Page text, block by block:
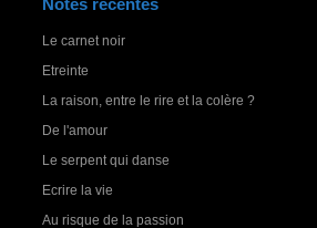
Notes récentes
Le carnet noir
Etreinte
La raison, entre le rire et la colère ?
De l'amour
Le serpent qui danse
Ecrire la vie
Au risque de la passion